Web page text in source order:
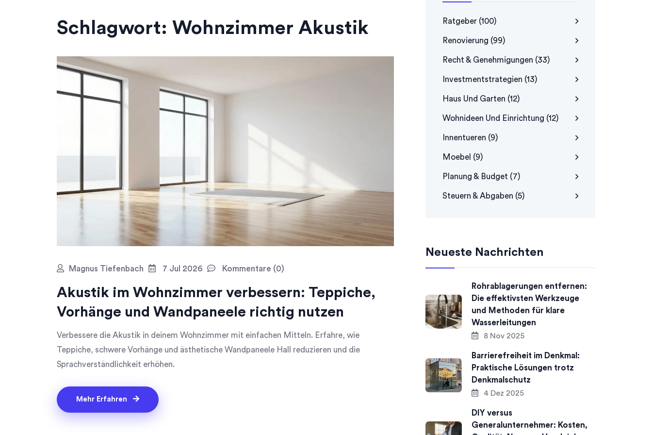
Schlagwort: Wohnzimmer Akustik
Magnus Tiefenbach 7 Jul 2026 Kommentare (0)
Akustik im Wohnzimmer verbessern: Teppiche,
Vorhänge und Wandpaneele richtig nutzen
Verbessere die Akustik in deinem Wohnzimmer mit einfachen Mitteln. Erfahre, wie
Teppiche, schwere Vorhänge und ästhetische Wandpaneele Hall reduzieren und die
Sprachverständlichkeit erhöhen.
Mehr Erfahren
Ratgeber (100)
Renovierung (99)
Recht & Genehmigungen (33)
Investmentstrategien (13)
Haus Und Garten (12)
Wohnideen Und Einrichtung (12)
Innentueren (9)
Moebel (9)
Planung & Budget (7)
Steuern & Abgaben (5)
Neueste Nachrichten
Rohrablagerungen entfernen:
Die effektivsten Werkzeuge
und Methoden für klare
Wasserleitungen
8 Nov 2025
Barrierefreiheit im Denkmal:
Praktische Lösungen trotz
Denkmalschutz
4 Dez 2025
DIY versus
Generalunternehmer: Kosten,